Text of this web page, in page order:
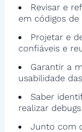
Revisar e
em códigos
Projetar e
confiáveis e
Garantir a
usabilidade
Saber
realizar
Junto com